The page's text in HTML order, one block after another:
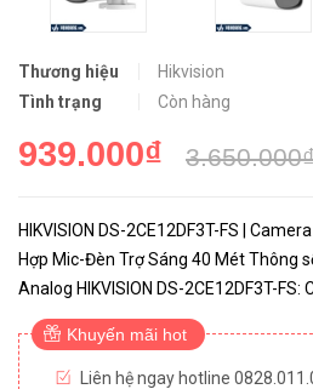
Thương hiệu
Hikvision
Tình trạng
Còn hàng
939.000₫
HIKVISION DS-2CE12DF3T-FS |
Hợp Mic-Đèn Trợ Sáng 40 Mét Thông
Analog HIKVISION DS-2CE12DF3T-FS: Camera hình trụ có màu ban
đêm 2MP (ColorVu). Cảm biến CMOS
1920×1080. Độ nhạ...
Khuyến mãi hot
Liên hệ ngay hotline